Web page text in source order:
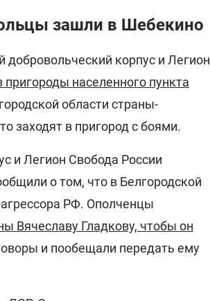
зашли в Шебекино
добровольческий корпус и Легион
пригороды населенного пункта
области страны-
заходят в пригород с боями.
и Легион Свобода России
о том, что в Белгородской
РФ. Ополченцы
Вячеславу Гладкову, чтобы он
и пообещали передать ему